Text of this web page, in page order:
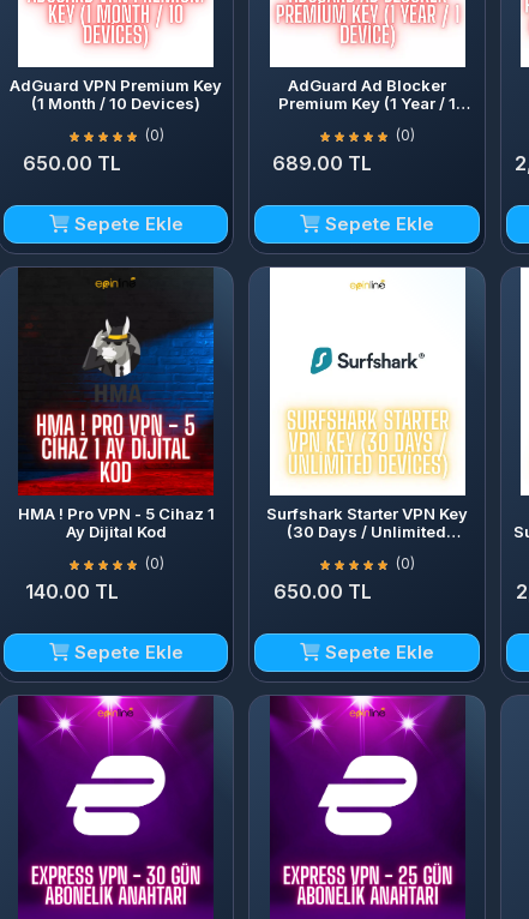
AdGuard VPN Premium Key
(1 Month / 10 Devices)
(0)
650.00 TL
Sepete Ekle
AdGuard Ad Blocker
Premium Key (1 Year / 1
(0)
689.00 TL
Sepete Ekle
HMA ! Pro VPN - 5 Cihaz 1
Ay Dijital Kod
(0)
140.00 TL
Sepete Ekle
Surfshark Starter VPN Key
(30 Days / Unlimited
(0)
650.00 TL
Sepete Ekle